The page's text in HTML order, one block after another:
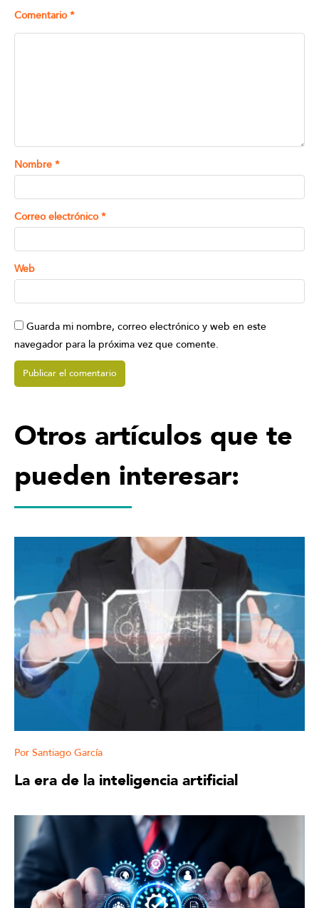
Comentario*
Nombre *
Correo electrónico*
Web
Guarda mi nombre, correo electrónico y web en este
navegador para la próxima vez que comente.
Otros artículos que te
pueden interesar:
La era de la inteligencia artificial
Santiago García